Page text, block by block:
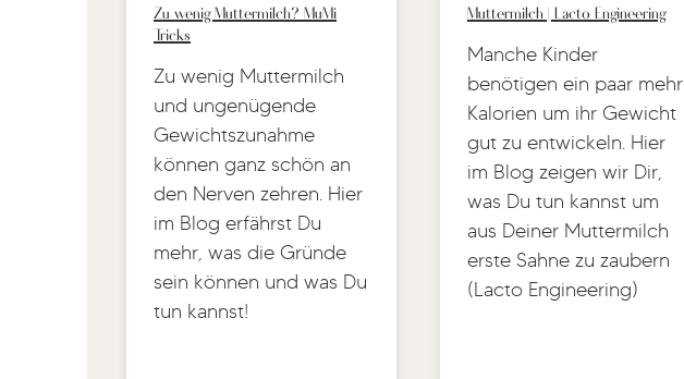
Zu wenig Muttermilch? MuMi
Tricks
Zu wenig Muttermilch
und ungenügende
Gewichtszunahme
können ganz schön an
den Nerven zehren. Hier
im Blog erfährst Du
mehr, was die Gründe
sein können und was Du
tun kannst!
Muttermilch | Lacto Engineering
Manche Kinder
benötigen ein paar mehr
Kalorien um ihr Gewicht
gut zu entwickeln. Hier
im Blog zeigen wir Dir,
was Du tun kannst um
aus Deiner Muttermilch
erste Sahne zu zaubern
(Lacto Engineering)